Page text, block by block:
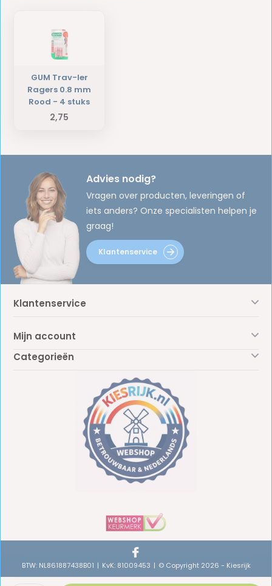
GUM Trav-ler
Ragers 0.8 mm
Rood - 4 stuks
2,75
Advies nodig?
Vragen over producten, leveringen of
iets anders? Onze specialisten helpen je
graag!
Klantenservice
Klantenservice
Mijn account
Categorieën
BTW: NL861887438B01 KvK: 81009453 © Copyright 2026 - Kiesrijk